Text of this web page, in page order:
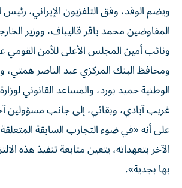
ويضم الوفد، وفق التلفزيون الإيراني، رئيس
المفاوضين محمد باقر قاليباف، ووزير
ونائب أمين المجلس الأعلى للأمن القومي
ومحافظ البنك المركزي عبد الناصر همتي،
الوطنية حميد بورد، والمساعد القانوني
غريب آبادي، وبقائي، إلى جانب مسؤولين
على أنه «في ضوء التجارب السابقة
الآخر بتعهداته، يتعين متابعة تنفيذ هذه
بها بجدية».